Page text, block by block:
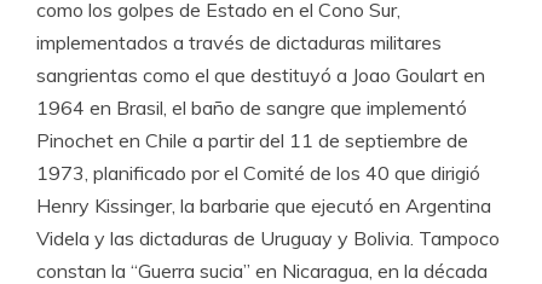
como los golpes de Estado en el Cono Sur,
implementados a través de dictaduras militares
sangrientas como el que destituyó a Joao Goulart en
1964 en Brasil, el baño de sangre que implementó
Pinochet en Chile a partir del 11 de septiembre de
1973, planificado por el Comité de los 40 que dirigió
Henry Kissinger, la barbarie que ejecutó en Argentina
Videla y las dictaduras de Uruguay y Bolivia. Tampoco
constan la “Guerra sucia” en Nicaragua, en la década